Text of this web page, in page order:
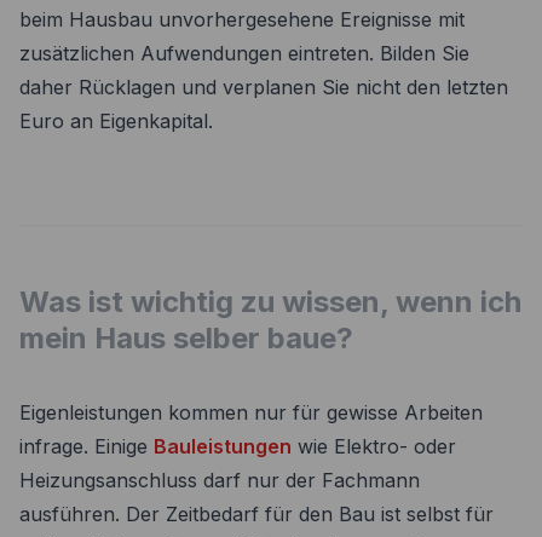
beim Hausbau unvorhergesehene Ereignisse mit
zusätzlichen Aufwendungen eintreten. Bilden Sie
daher Rücklagen und verplanen Sie nicht den letzten
Euro an Eigenkapital.
Was ist wichtig zu wissen, wenn ich
mein Haus selber baue?
Eigenleistungen kommen nur für gewisse Arbeiten
infrage. Einige Bauleistungen wie Elektro- oder
Heizungsanschluss darf nur der Fachmann
ausführen. Der Zeitbedarf für den Bau ist selbst für